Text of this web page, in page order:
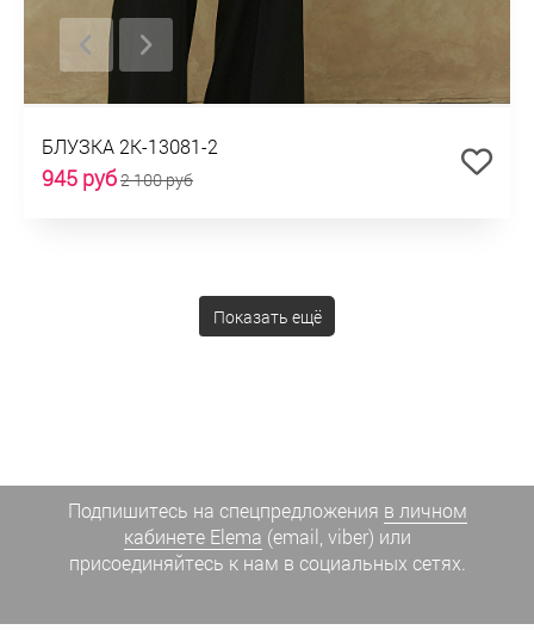
БЛУЗКА 2К-13081-2
945 руб2 100 руб
Показать ещё
Подпишитесь на спецпредложения в личном
кабинете Elema (email, viber) или
присоединяйтесь к нам в социальных сетях.